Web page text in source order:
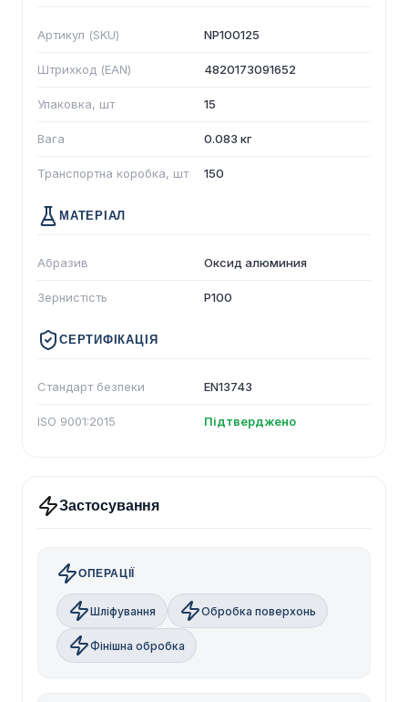
Артикул (SKU) NP100125
Штрихкод (EAN) 4820173091652
Упаковка, шт 15
Вага 0.083 кг
Транспортна коробка, шт 150
МАТЕРІАЛ
Абразив Оксид алюминия
Зернистість P100
СЕРТИФІКАЦІЯ
Стандарт безпеки EN13743
ISO 9001:2015 Підтверджено
Застосування
ОПЕРАЦІЇ
Шліфування Обробка поверхонь
Фінішна обробка